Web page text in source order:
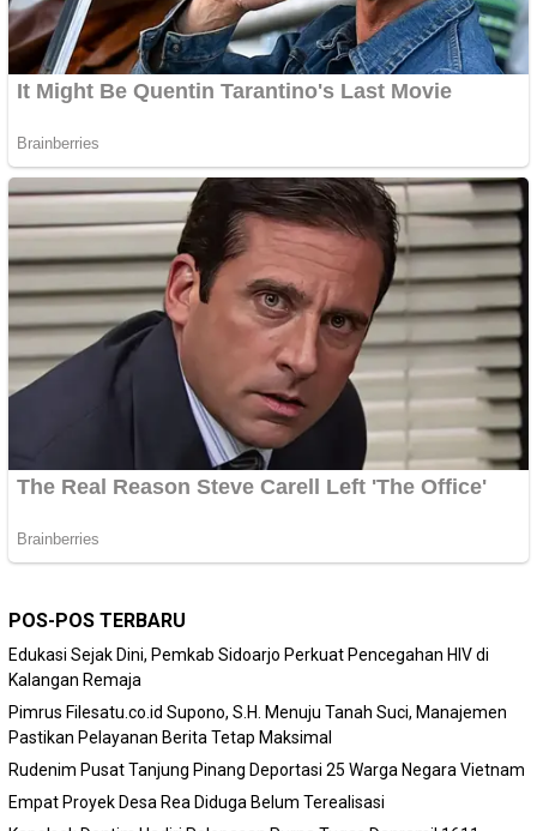
POS-POS TERBARU
Edukasi Sejak Dini, Pemkab Sidoarjo Perkuat Pencegahan HIV di
Kalangan Remaja
Pimrus Filesatu.co.id Supono, S.H. Menuju Tanah Suci, Manajemen
Pastikan Pelayanan Berita Tetap Maksimal
Rudenim Pusat Tanjung Pinang Deportasi 25 Warga Negara Vietnam
Empat Proyek Desa Rea Diduga Belum Terealisasi